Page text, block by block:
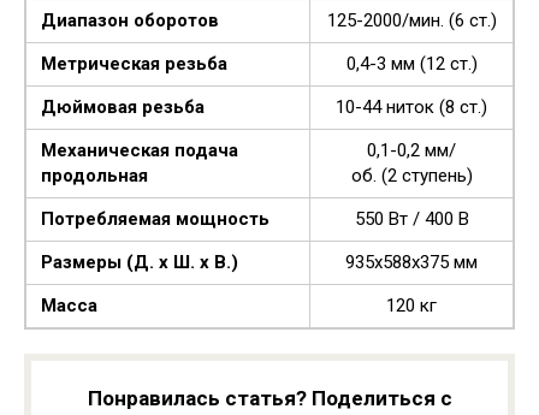
Диапазон оборотов
125-2000/мин. (6 ст.)
Метрическая резьба
0,4-3 мм (12 ст.)
Дюймовая резьба
10-44 ниток (8 ст.)
Механическая подача
продольная
0,1-0,2 мм/
об. (2 ступень)
Потребляемая мощность
550 Вт / 400 В
Размеры (Д. x Ш. x В.)
935x588x375 мм
Масса
120 кг
Понравилась статья? Поделиться с